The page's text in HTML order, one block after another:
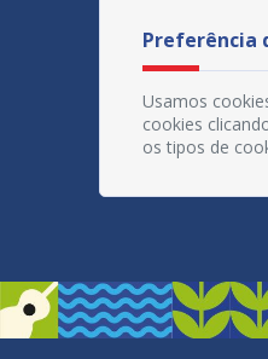
Preferência
Usamos
cookies
os tipos de